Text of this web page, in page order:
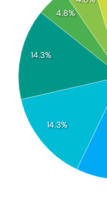
14.3%
14.3%
4.8%